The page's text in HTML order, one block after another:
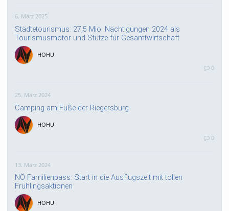
6. März 2025
Städtetourismus: 27,5 Mio. Nächtigungen 2024 als
Tourismusmotor und Stütze für Gesamtwirtschaft
HOHU
0
25. März 2024
Camping am Fuße der Riegersburg
HOHU
0
13. März 2024
NÖ Familienpass: Start in die Ausflugszeit mit tollen
Frühlingsaktionen
HOHU